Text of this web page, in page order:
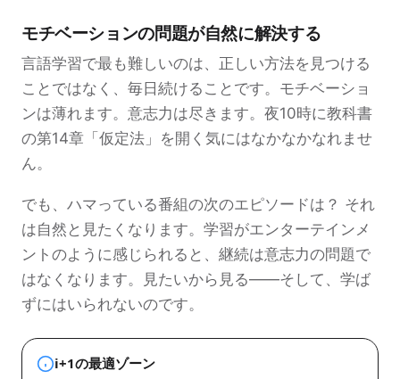
モチベーションの問題が自然に解決する
言語学習で最も難しいのは、正しい方法を見つける
ことではなく、毎日続けることです。モチベーショ
ンは薄れます。意志力は尽きます。夜10時に教科書
の第14章「仮定法」を開く気にはなかなかなれませ
ん。
でも、ハマっている番組の次のエピソードは？ それ
は自然と見たくなります。学習がエンターテインメ
ントのように感じられると、継続は意志力の問題で
はなくなります。見たいから見る——そして、学ば
ずにはいられないのです。
i+1の最適ゾーン